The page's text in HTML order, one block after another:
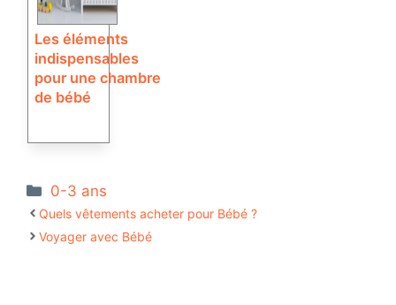
Les éléments
indispensables
pour une chambre
de bébé
Catégories
0-3 ans
Quels vêtements acheter pour Bébé ?
Voyager avec Bébé